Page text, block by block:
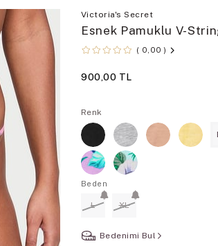
Victoria's Secret
Esnek Pamuklu V-
0,00
900,00 TL
Renk
Beden
L XL
Bedenimi Bul